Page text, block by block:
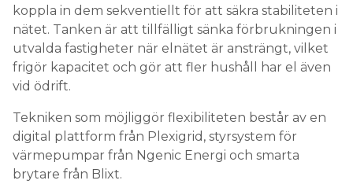
koppla in dem sekventiellt för att säkra stabiliteten i
nätet. Tanken är att tillfälligt sänka förbrukningen i
utvalda fastigheter när elnätet är ansträngt, vilket
frigör kapacitet och gör att fler hushåll har el även
vid ödrift.
Tekniken som möjliggör flexibiliteten består av en
digital plattform från Plexigrid, styrsystem för
värmepumpar från Ngenic Energi och smarta
brytare från Blixt.